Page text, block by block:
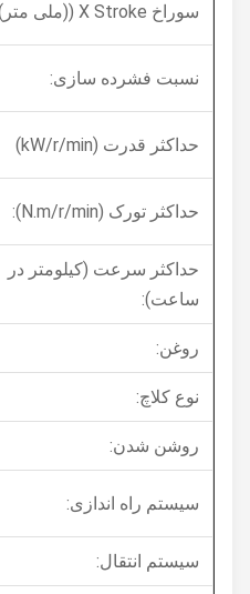
سوراخ X Stroke ((ملی متر):
نسبت فشرده سازی:
حداکثر قدرت (kW/r/min)
حداکثر تورک (N.m/r/min):
حداکثر سرعت (کیلومتر در
ساعت):
روغن:
نوع کلاچ:
روشن شدن:
سیستم راه اندازی:
سیستم انتقال: